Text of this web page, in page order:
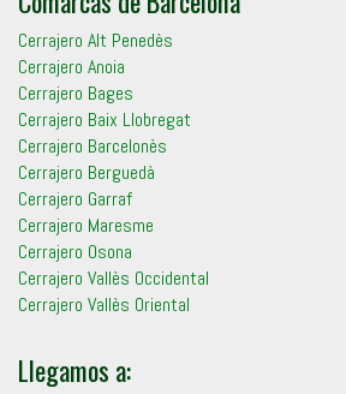
Cerrajero Alt Penedès
Cerrajero Anoia
Cerrajero Bages
Cerrajero Baix Llobregat
Cerrajero Barcelonès
Cerrajero Berguedà
Cerrajero Garraf
Cerrajero Maresme
Cerrajero Osona
Cerrajero Vallès Occidental
Cerrajero Vallès Oriental
Llegamos a: